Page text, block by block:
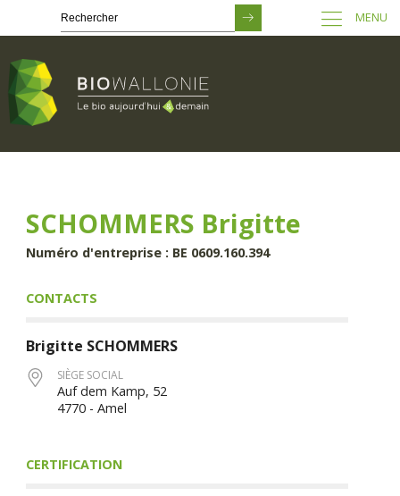
principal
MENU
SCHOMMERS Brigitte
Numéro d'entreprise : BE 0609.160.394
CONTACTS
Brigitte SCHOMMERS
SIÈGE SOCIAL
Auf dem Kamp, 52
4770 - Amel
CERTIFICATION